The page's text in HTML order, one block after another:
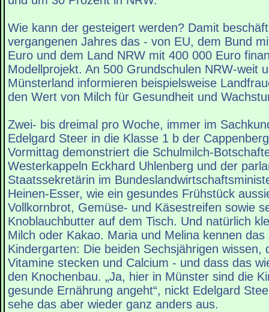
Wie kann der gesteigert werden? Damit
vergangenen Jahres das - von EU, dem Bund
Euro und dem Land NRW mit 400 000 Euro
Modellprojekt. An 500 Grundschulen NRW-weit
Münsterland informieren beispielsweise
den Wert von Milch für Gesundheit und
Zwei- bis dreimal pro Woche, immer im
Edelgard Steer in die Klasse 1 b der
Vormittag demonstriert die Schulmilch-
Westerkappeln Eckhard Uhlenberg und der
Staatssekretärin im
Heinen-Esser, wie ein gesundes Frühstück
Vollkornbrot, Gemüse- und Käsestreifen sowie
Knoblauchbutter auf dem Tisch. Und natürlich
Milch oder Kakao. Maria und Melina kennen
Kindergarten: Die beiden Sechsjährigen wissen,
Vitamine stecken und Calcium - und dass das
den Knochenbau. „Ja, hier in Münster sind die
gesunde Ernährung angeht“, nickt Edelgard
sehe das aber wieder ganz anders aus.